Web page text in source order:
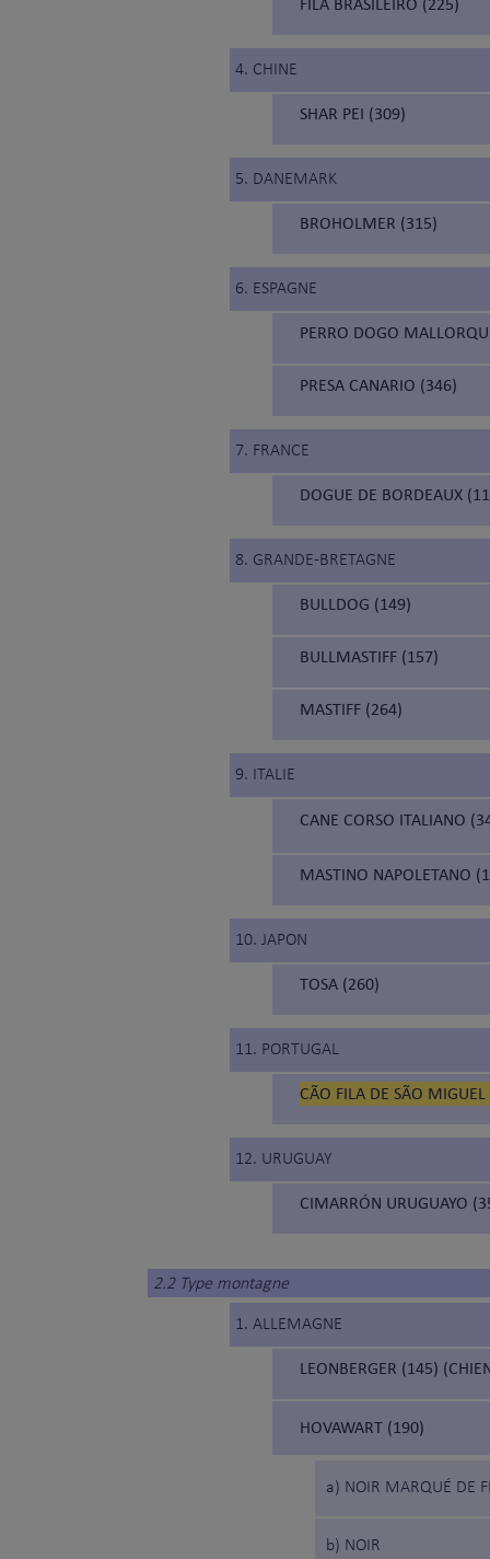
4. CHINE
SHAR PEI (309)
5. DANEMARK
BROHOLMER (315)
6. ESPAGNE
PERRO DOGO
PRESA CANARIO (346)
7. FRANCE
DOGUE DE BORDEAUX
8. GRANDE-BRETAGNE
BULLDOG (149)
BULLMASTIFF (157)
MASTIFF (264)
9. ITALIE
CANE CORSO ITALIANO
MASTINO NAPOLETANO
10. JAPON
TOSA (260)
11. PORTUGAL
CÃO FILA DE SÃO
12. URUGUAY
CIMARRÓN URUGUAYO
2.2 Type montagne
1. ALLEMAGNE
LEONBERGER (145)
HOVAWART (190)
a) NOIR MARQUÉ DE
b) NOIR